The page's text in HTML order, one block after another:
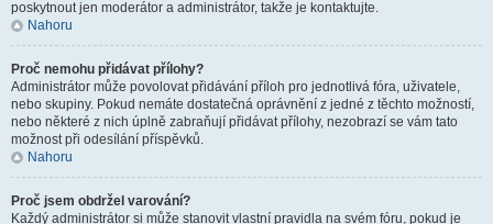
poskytnout jen moderátor a administrátor, takže je kontaktujte.
Nahoru
Proč nemohu přidávat přílohy?
Administrátor může povolovat přidávání příloh pro jednotlivá fóra, uživatele,
nebo skupiny. Pokud nemáte dostatečná oprávnění z jedné z těchto možností,
nebo některé z nich úplně zabraňují přidávat přílohy, nezobrazí se vám tato
možnost při odesílání příspěvků.
Nahoru
Proč jsem obdržel varování?
Každý administrátor si může stanovit vlastní pravidla na svém fóru, pokud je